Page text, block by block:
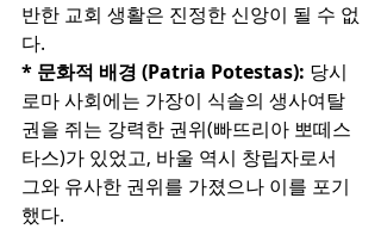
반한 교회 생활은 진정한 신앙이 될 수 없
다.
* 문화적 배경 (Patria Potestas): 당시
로마 사회에는 가장이 식솔의 생사여탈
권을 쥐는 강력한 권위(빠뜨리아 뽀떼스
타스)가 있었고, 바울 역시 창립자로서
그와 유사한 권위를 가졌으나 이를 포기
했다.